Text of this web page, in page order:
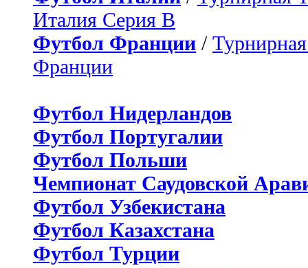
Италия Серия B
Футбол Франции /
Франции
Футбол Нидерландов
Футбол Португалии
Футбол Польши
Чемпионат Саудовской
Футбол Узбекистана
Футбол Казахстана
Футбол Турции